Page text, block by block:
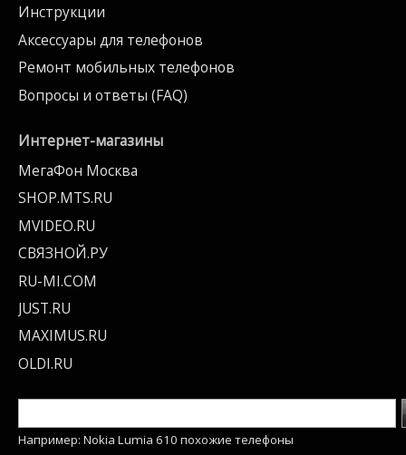
Инструкции
Аксессуары для телефонов
Ремонт мобильных телефонов
Вопросы и ответы (FAQ)
Интернет-магазины
МегаФон Москва
SHOP.MTS.RU
MVIDEO.RU
СВЯЗНОЙ.РУ
RU-MI.COM
JUST.RU
MAXIMUS.RU
OLDI.RU
Например: Nokia Lumia 610 похожие телефоны